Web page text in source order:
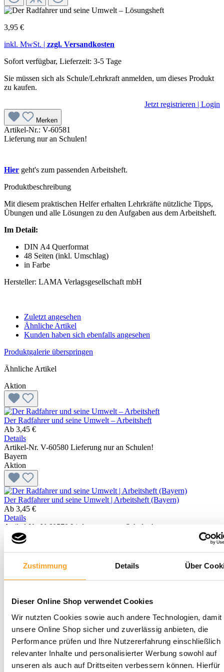
Zustimmung Details Über
Dieser Online Shop verwendet Cookies
Wir nutzten Cookies sowie auch andere Technologien, damit
unsere Online Shop sicher und zuverlässig anbieten, die
Performance prüfen und Ihre Nutzererfahrung einschließlich
relevanter Inhalte und personalisierter Werbung sowohl auf
unseren als auch auf Drittseiten verbessern können. Hierfür
3,95 €
inkl. MwSt. | zzgl. Versandkosten
Sofort verfügbar, Lieferzeit: 3-5 Tage
Sie müssen sich als Schule/Lehrkraft anmelden, um dieses Produkt
zu kaufen.
Jetzt registrieren | Login
Merken
Artikel-Nr.: V-60581
Lieferung nur an Schulen!
Hier geht's zum passenden Arbeitsheft.
Produktbeschreibung
Mit diesem praktischen Helfer erhalten Lehrkräfte nützliche Tipps,
Übungen und alle Lösungen zu den Aufgaben aus dem Arbeitsheft.
Im Detail:
DIN A4 Querformat
48 Seiten (inkl. Umschlag)
in Farbe
Hersteller: LAMA Verlagsgesellschaft mbH
Zuletzt angesehen
Ähnliche Artikel
Kunden haben sich ebenfalls angesehen
Produktgalerie überspringen
Ähnliche Artikel
Aktion
Der Radfahrer und seine Umwelt – Arbeitsheft
Ab 3,45 €
Details
Artikel-Nr. V-60580 Lieferung nur an Schulen!
Bayern
Aktion
Der Radfahrer und seine Umwelt | Arbeitsheft (Bayern)
Ab 3,45 €
Details
Artikel-Nr. V-60570 Lieferung nur an Schulen!
Bayern
Der Radfahrer und seine Umwelt | Lösungsheft (Bayern)
4,15 €
Artikel-Nr. V-60571
Lieferung nur an Schulen!
Der schlaue Linksabbieger – Kartenspiel zur Verkehrserziehung
Ab13,95 €
Artikel-Nr. V-60530